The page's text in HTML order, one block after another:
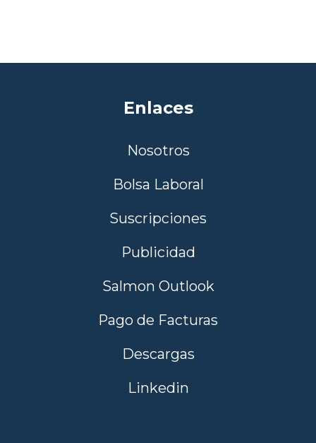
Enlaces
Nosotros
Bolsa Laboral
Suscripciones
Publicidad
Salmon Outlook
Pago de Facturas
Descargas
Linkedin